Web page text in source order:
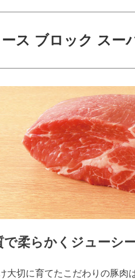
ス ブロック スー
柔らかくジューシ
大切に育てたこだわりの豚肉は